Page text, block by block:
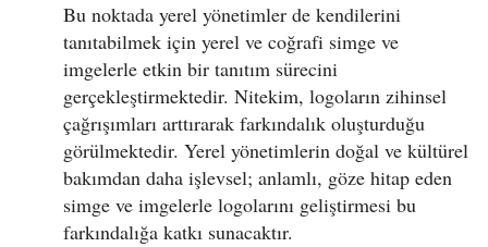
Bu noktada yerel yönetimler de kendilerini
tanıtabilmek için yerel ve coğrafi simge ve
imgelerle etkin bir tanıtım sürecini
gerçekleştirmektedir. Nitekim, logoların zihinsel
çağrışımları arttırarak farkındalık oluşturduğu
görülmektedir. Yerel yönetimlerin doğal ve kültürel
bakımdan daha işlevsel; anlamlı, göze hitap eden
simge ve imgelerle logolarını geliştirmesi bu
farkındalığa katkı sunacaktır.